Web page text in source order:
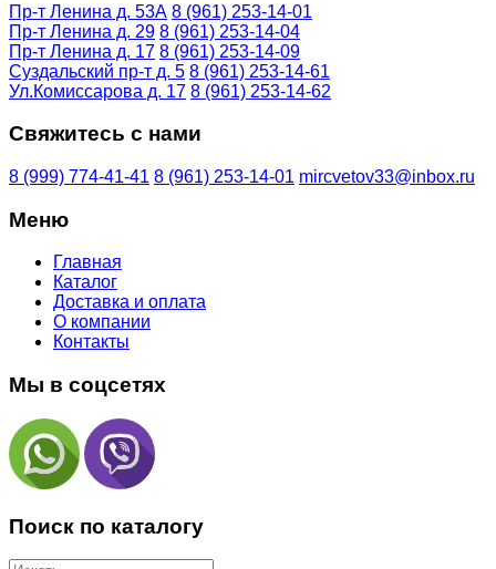
Пр-т Ленина д. 53А 8 (961) 253-14-01
Пр-т Ленина д. 29 8 (961) 253-14-04
Пр-т Ленина д. 17 8 (961) 253-14-09
Суздальский пр-т д. 5 8 (961) 253-14-61
Ул.Комиссарова д. 17 8 (961) 253-14-62
Свяжитесь с нами
8 (999) 774-41-41 8 (961) 253-14-01 mircvetov33@inbox.ru
Меню
Главная
Каталог
Доставка и оплата
О компании
Контакты
Мы в соцсетях
Поиск по каталогу